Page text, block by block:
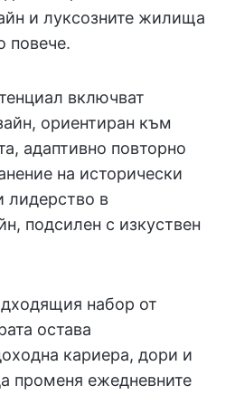
и луксозните жилища
повече.
включват
ориентиран към
адаптивно повторно
на исторически
лидерство в
подсилен с изкуствен
набор от
остава
кариера, дори и
променя ежедневните